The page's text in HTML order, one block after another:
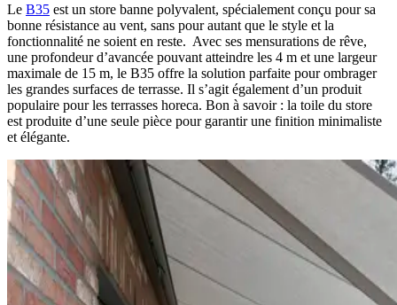
Le B35 est un store banne polyvalent, spécialement conçu pour sa
bonne résistance au vent, sans pour autant que le style et la
fonctionnalité ne soient en reste. Avec ses mensurations de rêve,
une profondeur d’avancée pouvant atteindre les 4 m et une largeur
maximale de 15 m, le B35 offre la solution parfaite pour ombrager
les grandes surfaces de terrasse. Il s’agit également d’un produit
populaire pour les terrasses horeca. Bon à savoir : la toile du store
est produite d’une seule pièce pour garantir une finition minimaliste
et élégante.